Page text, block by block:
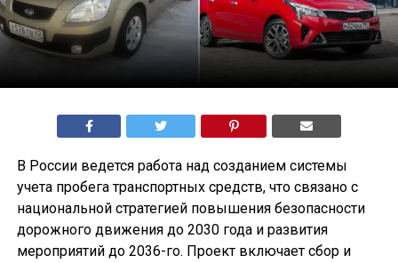
В России ведется работа над созданием системы
учета пробега транспортных средств, что связано с
национальной стратегией повышения безопасности
дорожного движения до 2030 года и развития
мероприятий до 2036-го. Проект включает сбор и